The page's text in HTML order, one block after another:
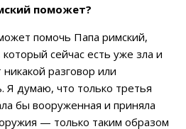
поможет?
помочь Папа римский,
сейчас есть уже зла и
разговор или
Я думаю, что только третья
бы вооруженная и приняла
— только таким образом